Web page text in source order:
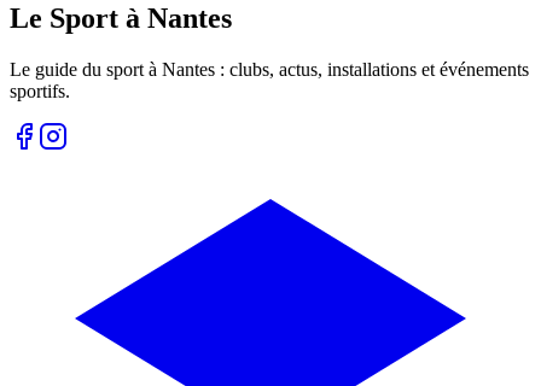
Le Sport à Nantes
Le guide du sport à Nantes : clubs, actus, installations et événements
sportifs.